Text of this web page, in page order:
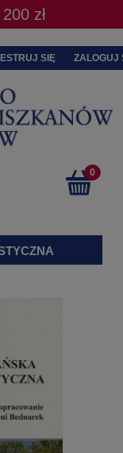
zł
SIĘ ZALOGUJ